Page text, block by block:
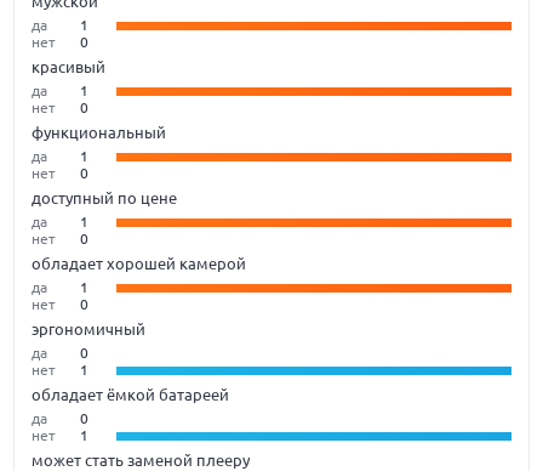
да
1
нет
0
красивый
да
1
нет
0
функциональный
да
1
нет
0
доступный по цене
да
1
нет
0
обладает хорошей камерой
да
1
нет
0
эргономичный
да
0
нет
1
обладает ёмкой батареей
да
0
нет
1
может стать заменой плееру